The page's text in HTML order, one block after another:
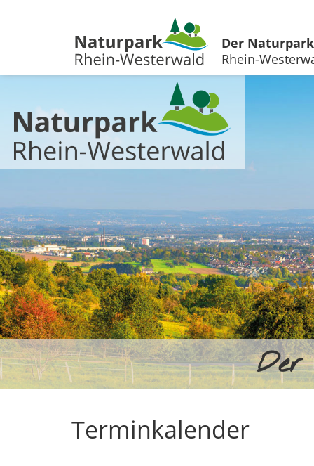
Der Naturpark
Rhein-
Der
Terminkalender